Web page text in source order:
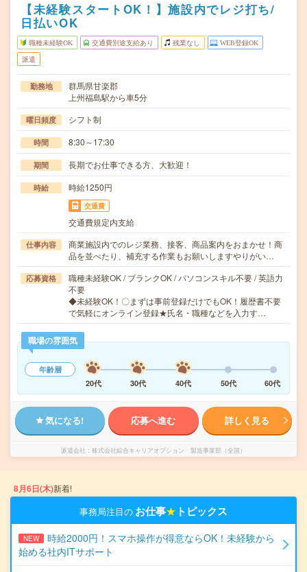
【未経験スタートOK！】施設内でレジ打ち/
日払いOK
職種未経験OK 交通費別途支給あり 残業なし WEB登録OK
派遣
勤務地
群馬県甘楽郡
上州福島駅から車5分
曜日頻度 シフト制
時間 8:30～17:30
期間 長期でお仕事できる方、大歓迎！
時給 時給1250円
交通費
交通費規定内支給
仕事内容
商業施設内でのレジ業務、接客、商品案内をおまかせ！商
品を並べたり、補充する作業もお願いしますやりがい…
応募資格
職種未経験OK / ブランクOK / パソコンスキル不要 / 英語力
不要
◆未経験OK！〇まずは事前登録だけでもOK！履歴書不要
で気軽にオンライン登録★氏名・職種などを入力す…
職場の雰囲気
年齢層
20代
30代 40代 50代 60代
気になる! 応募へ進む 詳しく見る
派遣会社 株式会社綜合キャリアオプション 製造事業部（全国）
8月6日(木)新着!
事務局注目の お仕事★ トピックス
NEW
時給2000円！スマホ操作が得意ならOK！未経験から
始める社内ITサポート